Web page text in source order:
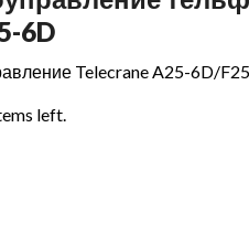
6D
Telecrane A25-6D/
left.